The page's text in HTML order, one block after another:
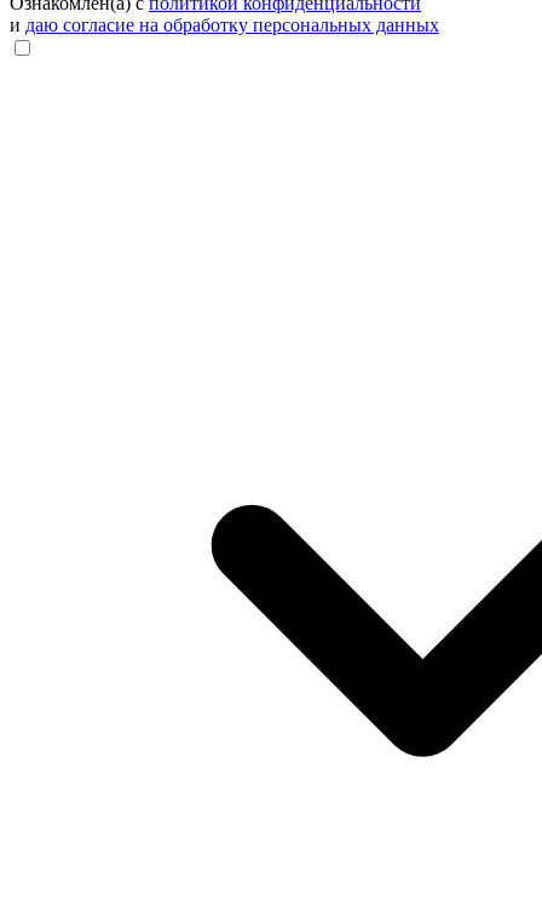
и даю согласие на обработку персональных данных